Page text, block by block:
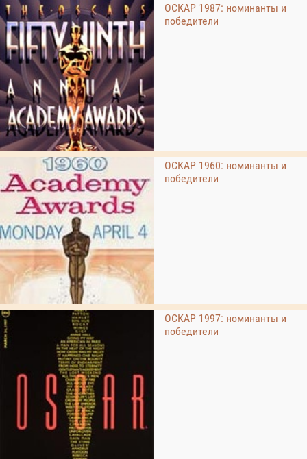
ОСКАР 1987: номинанты и
победители
ОСКАР 1960: номинанты и
победители
ОСКАР 1997: номинанты и
победители